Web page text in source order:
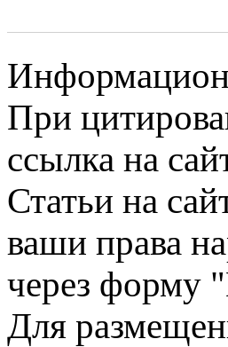
При
ссылка на
Статьи на
ваши права
через форму
Для